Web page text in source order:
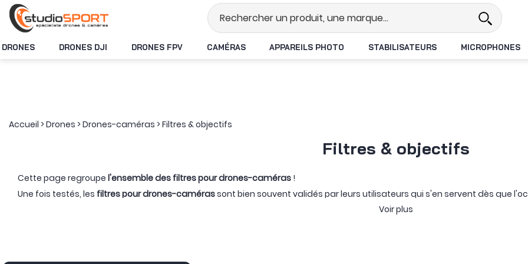
Stock en temps réel
DRONES DRONES DJI DRONES FPV CAMÉRAS APPAREILS PHOTO STABILISATEURS MICROPHONES
Accueil >Drones >Drones-caméras >Filtres & objectifs
Filtres & objectifs
Cette page regroupe l'ensemble des filtres pour drones-caméras !
Une fois testés, les filtres pour drones-camérassont bien souvent validés par leurs utilisateurs qui s'en servent dès que
tous les filtres pour drones-caméras, qu'importe la marque ou le modèle du drone en question. Vous retrouverez
Voir plus